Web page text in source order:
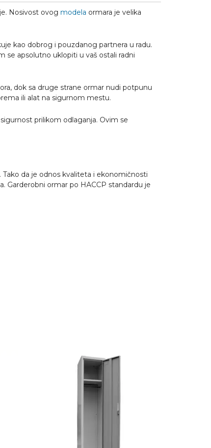
Nosivost ovog modela ormara je velika
kao dobrog i pouzdanog partnera u radu.
se apsolutno uklopiti u vaš ostali radni
dok sa druge strane ormar nudi potpunu
ili alat na sigurnom mestu.
prilikom odlaganja. Ovim se
da je odnos kvaliteta i ekonomičnosti
Garderobni ormar po HACCP standardu je